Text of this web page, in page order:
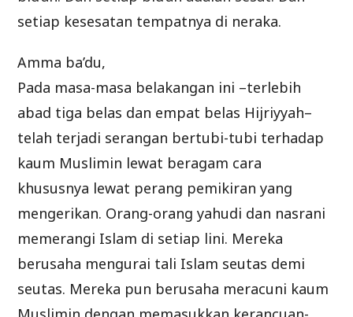
setiap kesesatan tempatnya di neraka.
Amma ba’du,
Pada masa-masa belakangan ini –terlebih
abad tiga belas dan empat belas Hijriyyah–
telah terjadi serangan bertubi-tubi terhadap
kaum Muslimin lewat beragam cara
khususnya lewat perang pemikiran yang
mengerikan. Orang-orang yahudi dan nasrani
memerangi Islam di setiap lini. Mereka
berusaha mengurai tali Islam seutas demi
seutas. Mereka pun berusaha meracuni kaum